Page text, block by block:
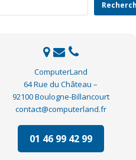
ComputerLand
64 Rue du Château –
92100 Boulogne-Billancourt
contact@computerland.fr
01 46 99 42 99